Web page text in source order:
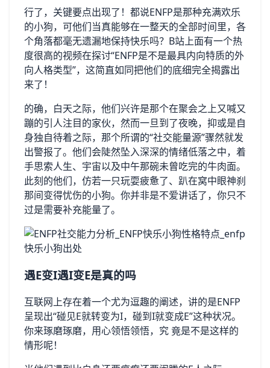
行了，关键要点出现了！都说ENFP是那种充满欢乐
的小狗，可他们当真能够在一整天的全部时间里，各
个角落都毫无遗漏地保持快乐吗？B站上面有一个热
度很高的视频在探讨“ENFP是不是最具内向特质的外
向人格类型”，这简直如同把他们的底细完全揭露出
来了！
的确，白天之际，他们兴许是那个在聚会之上又喊又
蹦的引人注目的家伙，然而一旦到了夜晚，抑或是自
身独自待着之际，那个所谓的“社交能量源”骤然就发
出警报了。他们会陡然坠入深深的情绪低落之中，着
手思索人生、宇宙以及中午那碗未曾吃完的牛肉面。
此刻的他们，仿若一只玩耍疲惫了、趴在窝中眼神刹
那间变得忧伤的小狗。你并非是不爱讲话了，你只不
过是需要补充能量了。
遇E变I遇I变E是真的吗
互联网上存在着一个尤为逗趣的阐述，讲的是ENFP
呈现出“碰见E就转变为I，碰到I就变成E”这种状况。
你来琢磨琢磨，用心领悟领悟，究 竟是不是这样的
情形呢！